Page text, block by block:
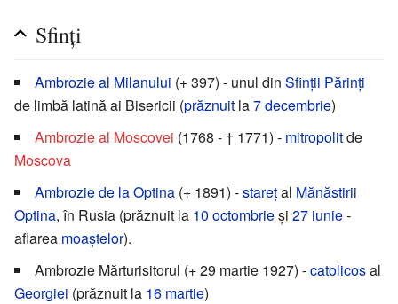
Sfinți
Ambrozie al Milanului (+ 397) - unul din Sfinții Părinți
de limbă latină ai Bisericii (prăznuit la7 decembrie)
Ambrozie al Moscovei (1768 - † 1771) - mitropolitde
Moscova
Ambrozie de la Optina (+ 1891) -starețal Mănăstirii
Optina, în Rusia (prăznuit la 10 octombrieși 27 iunie-
aflarea moaștelor).
Ambrozie Mărturisitorul (+ 29 martie 1927) -catolicosal
Georgiei (prăznuit la 16 martie)